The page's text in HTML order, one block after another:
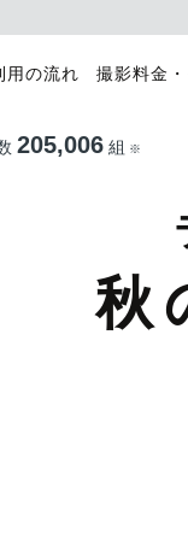
用の流れ 撮影料金
205,006組 ※
秋